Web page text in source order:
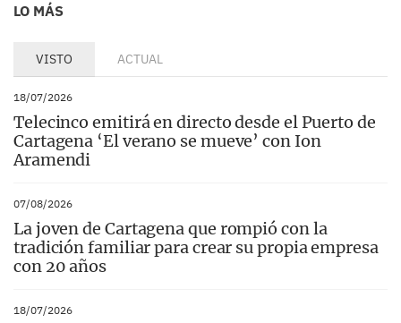
LO MÁS
VISTO ACTUAL
18/07/2026
Telecinco emitirá en directo desde el Puerto de
Cartagena ‘El verano se mueve’ con Ion
Aramendi
07/08/2026
La joven de Cartagena que rompió con la
tradición familiar para crear su propia empresa
con 20 años
18/07/2026